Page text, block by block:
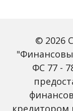
Global Tech
ИИ меняет
© 2026
ФС 77 -